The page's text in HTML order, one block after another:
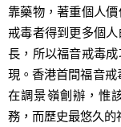
靠藥物，著重個人
戒毒者得到更多個
長，所以福音戒毒
現。香港首間福音
在調景嶺劊辦，惟
務，而歷史最悠久的